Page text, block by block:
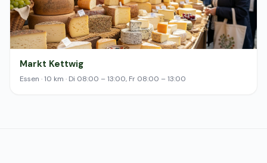
Markt Kettwig
Essen · 10 km · Di 08:00 – 13:00, Fr 08:00 – 13:00